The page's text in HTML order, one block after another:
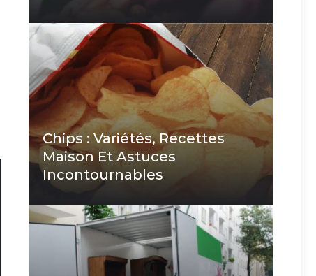
Chips : Variétés, Recettes
Maison Et Astuces
Incontournables